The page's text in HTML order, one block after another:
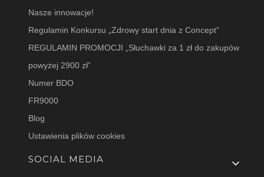
Nasze innowacje!
Regulamin Konkursu „Zdrowy start dnia z Concept”
REGULAMIN PROMOCJI „Słuchawki za 1 zł do zakupów
powyżej 2900 zł”
Numer BDO
FR9000
Blog
Ustawienia plików cookies
SOCIAL MEDIA